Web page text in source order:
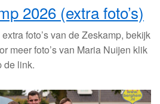
2026 (extra foto’s)
foto’s van de Zeskamp, bekijk
meer foto’s van Maria Nuijen klik
de link.